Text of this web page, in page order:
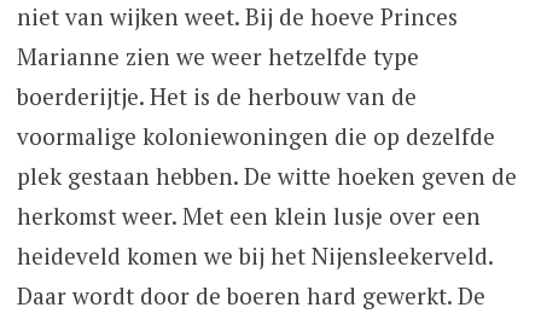
niet van wijken weet. Bij de hoeve Princes
Marianne zien we weer hetzelfde type
boerderijtje. Het is de herbouw van de
voormalige koloniewoningen die op dezelfde
plek gestaan hebben. De witte hoeken geven de
herkomst weer. Met een klein lusje over een
heideveld komen we bij het Nijensleekerveld.
Daar wordt door de boeren hard gewerkt. De